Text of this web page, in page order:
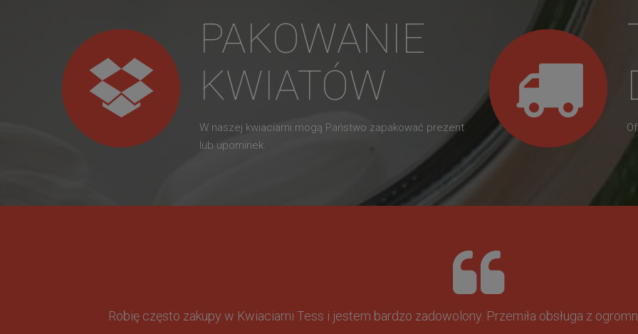
PAKOWANIE
KWIATÓW
W naszej kwiaciarni mogą Państwo zapakować prezent
lub upominek.
Robię często zakupy w Kwiaciarni Tess i jestem bardzo zadowolony. Przemiła obsługa z